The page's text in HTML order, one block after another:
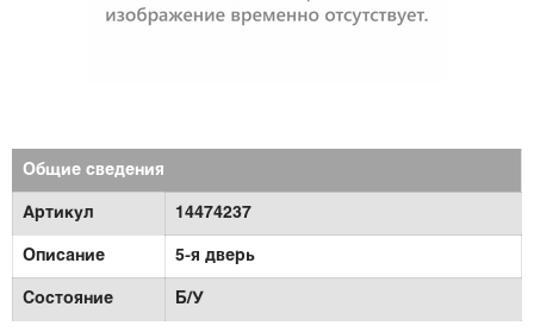
Общие сведения
Артикул 14474237
Описание 5-я дверь
Состояние Б/У